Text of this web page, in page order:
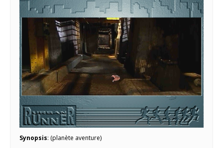
Synopsis: (planète aventure)